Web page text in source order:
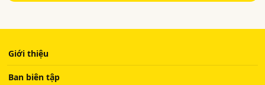
Giới thiệu
Ban biên tập